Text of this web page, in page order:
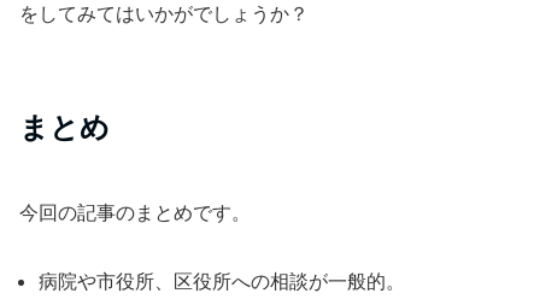
をしてみてはいかがでしょうか？
まとめ
今回の記事のまとめです。
病院や市役所、区役所への相談が一般的。